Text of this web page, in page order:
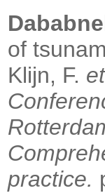
of
Klijn, F.
practice.